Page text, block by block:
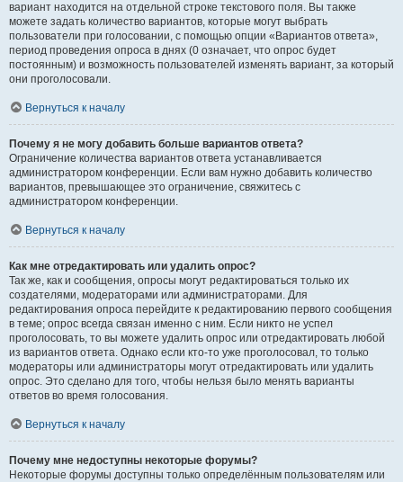
вариант находится на отдельной строке текстового поля. Вы также
можете задать количество вариантов, которые могут выбрать
пользователи при голосовании, с помощью опции «Вариантов ответа»,
период проведения опроса в днях (0 означает, что опрос будет
постоянным) и возможность пользователей изменять вариант, за который
они проголосовали.
Вернуться к началу
Почему я не могу добавить больше вариантов ответа?
Ограничение количества вариантов ответа устанавливается
администратором конференции. Если вам нужно добавить количество
вариантов, превышающее это ограничение, свяжитесь с
администратором конференции.
Вернуться к началу
Как мне отредактировать или удалить опрос?
Так же, как и сообщения, опросы могут редактироваться только их
создателями, модераторами или администраторами. Для
редактирования опроса перейдите к редактированию первого сообщения
в теме; опрос всегда связан именно с ним. Если никто не успел
проголосовать, то вы можете удалить опрос или отредактировать любой
из вариантов ответа. Однако если кто-то уже проголосовал, то только
модераторы или администраторы могут отредактировать или удалить
опрос. Это сделано для того, чтобы нельзя было менять варианты
ответов во время голосования.
Вернуться к началу
Почему мне недоступны некоторые форумы?
Некоторые форумы доступны только определённым пользователям или